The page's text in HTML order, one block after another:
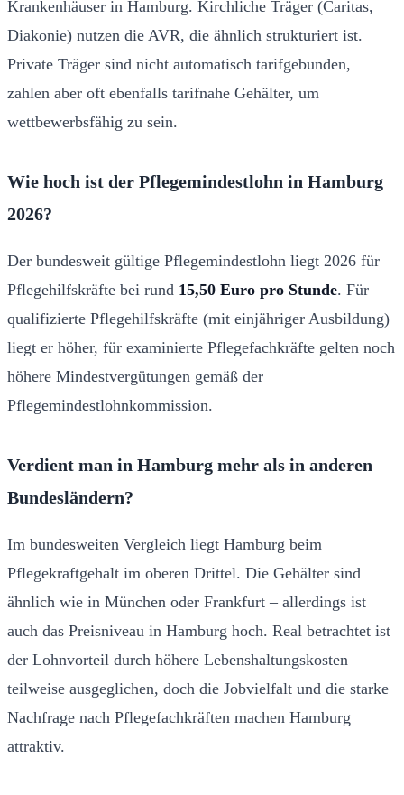
Krankenhäuser in Hamburg. Kirchliche Träger (Caritas,
Diakonie) nutzen die AVR, die ähnlich strukturiert ist.
Private Träger sind nicht automatisch tarifgebunden,
zahlen aber oft ebenfalls tarifnahe Gehälter, um
wettbewerbsfähig zu sein.
Wie hoch ist der Pflegemindestlohn in Hamburg
2026?
Der bundesweit gültige Pflegemindestlohn liegt 2026 für
Pflegehilfskräfte bei rund 15,50 Euro pro Stunde. Für
qualifizierte Pflegehilfskräfte (mit einjähriger Ausbildung)
liegt er höher, für examinierte Pflegefachkräfte gelten noch
höhere Mindestvergütungen gemäß der
Pflegemindestlohnkommission.
Verdient man in Hamburg mehr als in anderen
Bundesländern?
Im bundesweiten Vergleich liegt Hamburg beim
Pflegekraftgehalt im oberen Drittel. Die Gehälter sind
ähnlich wie in München oder Frankfurt – allerdings ist
auch das Preisniveau in Hamburg hoch. Real betrachtet ist
der Lohnvorteil durch höhere Lebenshaltungskosten
teilweise ausgeglichen, doch die Jobvielfalt und die starke
Nachfrage nach Pflegefachkräften machen Hamburg
attraktiv.